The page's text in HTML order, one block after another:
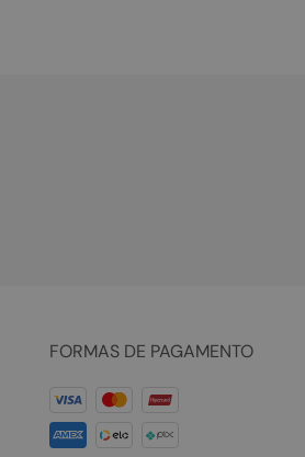
FORMAS DE PAGAMENTO